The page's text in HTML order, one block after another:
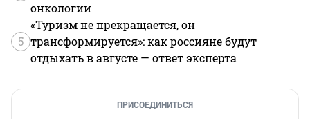
онкологии
5
«Туризм не прекращается, он
трансформируется»: как россияне будут
отдыхать в августе — ответ эксперта
ПРИСОЕДИНИТЬСЯ